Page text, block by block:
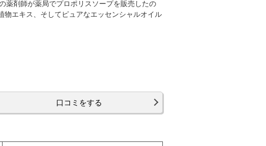
薬剤師が薬局でプロポリスソープを販売したの
エキス、そしてピュアなエッセンシャルオイル
口コミをする